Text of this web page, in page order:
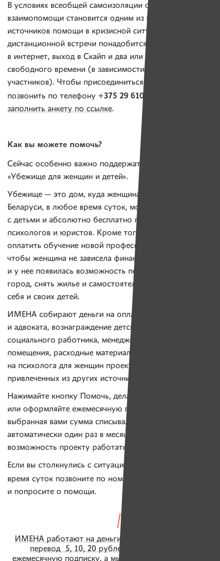
В условиях всеобщей самоизоляции онлайн-группа
взаимопомощи становится одним из немногих
источников помощи в кризисной ситуации. Для
дистанционной встречи понадобится доступ
в интернет, выход в Скайп и два или три часа
свободного времени (в зависимости от количества
участников). Чтобы присоединиться к группе, нужно
позвонить по телефону +375 29 610 83 55
заполнить анкету по ссылке.
Как вы можете помочь?
Сейчас особенно важно поддержать проект
«Убежище для женщин и детей».
Убежище — это дом, куда женщина из любого уголка
Беларуси, в любое время суток, может приехать
с детьми и абсолютно бесплатно получить помощь
психологов и юристов. Кроме того, проект помогает
оплатить обучение новой профессии и найти работу,
чтобы женщина не зависела финансово от агрессора,
и у нее появилась возможность переехать в другой
город, снять жилье и самостоятельно обеспечивать
себя и своих детей.
ИМЕНА собирают деньги на оплату услуг юриста
и адвоката, вознаграждение детского психолога,
социального работника, менеджера проекта, аренду
помещения, расходные материалы и пр. Расходы
на психолога для женщин проект оплатит из средств,
привлеченных из других источников.
Нажимайте кнопку Помочь, делайте разовый перевод
или оформляйте ежемесячную подписку, чтобы
выбранная вами сумма списывалась с карты
автоматически один раз в месяц, — так вы дадите
возможность проекту работать постоянно.
Если вы столкнулись с ситуацией насилия, в любое
время суток позвоните по номеру
и попросите о помощи.
ИМЕНА работают на деньги читателей. Вы делаете
перевод 5, 10, 20 рублей или оформляете
ежемесячную подписку, а мы делаем новые истории